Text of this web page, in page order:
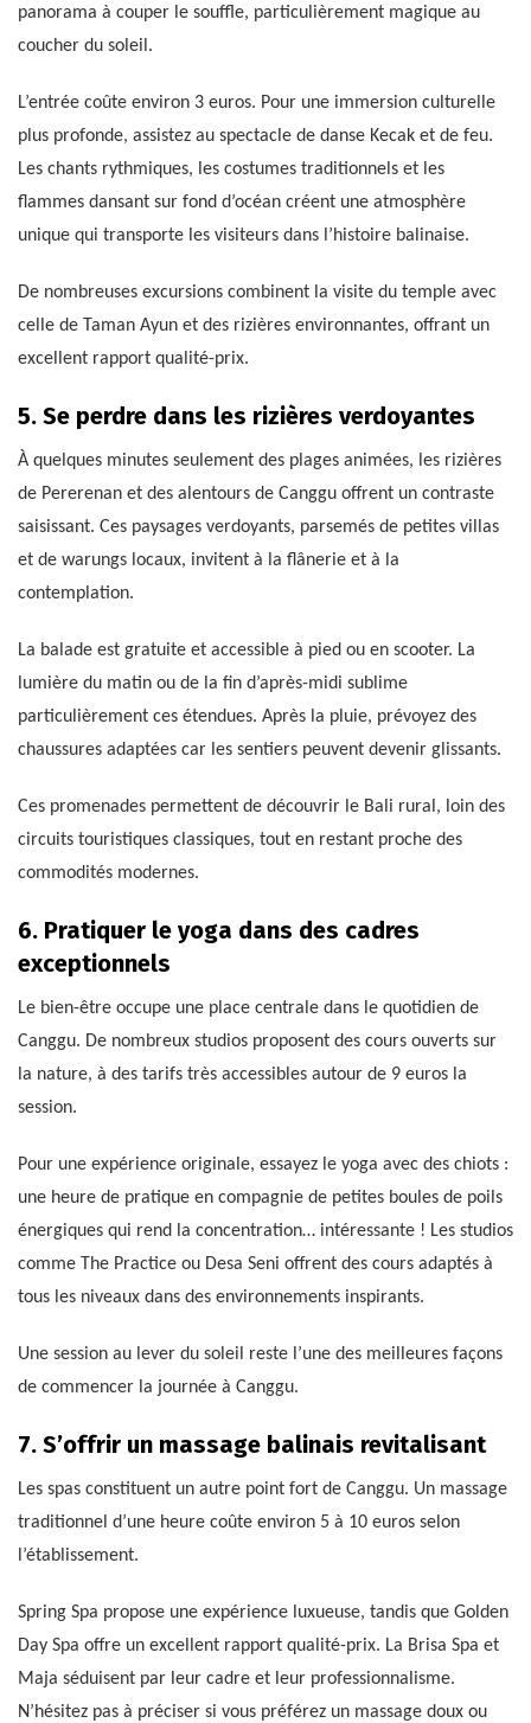
panorama à couper le souffle, particulièrement magique au
coucher du soleil.
L’entrée coûte environ 3 euros. Pour une immersion culturelle
plus profonde, assistez au spectacle de danse Kecak et de feu.
Les chants rythmiques, les costumes traditionnels et les
flammes dansant sur fond d’océan créent une atmosphère
unique qui transporte les visiteurs dans l’histoire balinaise.
De nombreuses excursions combinent la visite du temple avec
celle de Taman Ayun et des rizières environnantes, offrant un
excellent rapport qualité-prix.
5. Se perdre dans les rizières verdoyantes
À quelques minutes seulement des plages animées, les rizières
de Pererenan et des alentours de Canggu offrent un contraste
saisissant. Ces paysages verdoyants, parsemés de petites villas
et de warungs locaux, invitent à la flânerie et à la
contemplation.
La balade est gratuite et accessible à pied ou en scooter. La
lumière du matin ou de la fin d’après-midi sublime
particulièrement ces étendues. Après la pluie, prévoyez des
chaussures adaptées car les sentiers peuvent devenir glissants.
Ces promenades permettent de découvrir le Bali rural, loin des
circuits touristiques classiques, tout en restant proche des
commodités modernes.
6. Pratiquer le yoga dans des cadres
exceptionnels
Le bien-être occupe une place centrale dans le quotidien de
Canggu. De nombreux studios proposent des cours ouverts sur
la nature, à des tarifs très accessibles autour de 9 euros la
session.
Pour une expérience originale, essayez le yoga avec des chiots :
une heure de pratique en compagnie de petites boules de poils
énergiques qui rend la concentration… intéressante ! Les studios
comme The Practice ou Desa Seni offrent des cours adaptés à
tous les niveaux dans des environnements inspirants.
Une session au lever du soleil reste l’une des meilleures façons
de commencer la journée à Canggu.
7. S’offrir un massage balinais revitalisant
Les spas constituent un autre point fort de Canggu. Un massage
traditionnel d’une heure coûte environ 5 à 10 euros selon
l’établissement.
Spring Spa propose une expérience luxueuse, tandis que Golden
Day Spa offre un excellent rapport qualité-prix. La Brisa Spa et
Maja séduisent par leur cadre et leur professionnalisme.
N’hésitez pas à préciser si vous préférez un massage doux ou